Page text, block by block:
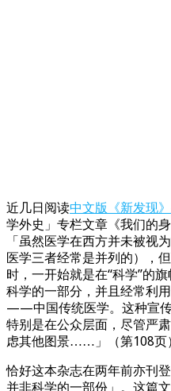
近几日阅读中文版《新发现》
学外史」专栏文章《我们的
「虽然医学在西方并未被视
医学三者经常是并列的），
时，一开始就是在“科学”的
科学的一部分，并且经常利
——中国传统医学。这种宣传
特别是在公众层面，尽管严
虑其他图景……」（第108页
恰好这本杂志在两年前亦刊
并非科学的一部份」。这篇